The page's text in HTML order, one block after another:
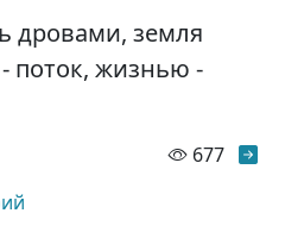
дровами, земля
поток, жизнью -
677